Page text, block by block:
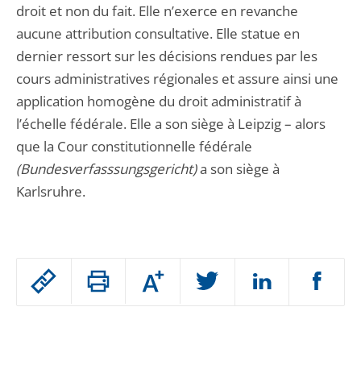
Passer
Augmenter
ou
droit et non du fait. Elle n’exerce en revanche
aucune attribution consultative. Elle statue en
dernier ressort sur les décisions rendues par les
cours administratives régionales et assure ainsi une
application homogène du droit administratif à
l’échelle fédérale. Elle a son siège à Leipzig – alors
que la Cour constitutionnelle fédérale
(Bundesverfasssungsgericht)a son siège à
Karlsruhre.